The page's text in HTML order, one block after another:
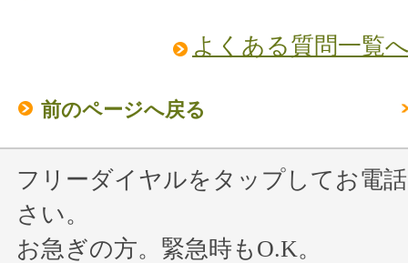
よくある質問一覧
前のページへ戻る
フリーダイヤルをタップしてお電
さい。
お急ぎの方。緊急時もO.K。